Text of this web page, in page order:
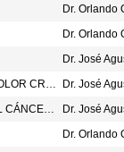
Dr. Orlando
Dr. Orlando
Dr. José
PRODUCTOS BASADOS EN CANNABIS PARA EL DOLOR CRÓNICO. ANN INTERN MED 2026;179:230-41.
Dr. José
EL CRIBADO PARA LA DETECCIÓN TEMPRANA DEL CÁNCER DE LA MAMA
Dr. José